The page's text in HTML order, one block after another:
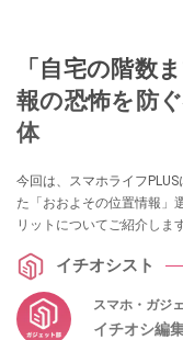
「自宅の階数
報の恐怖を防
体
今回は、スマホライフ
た「おおよその位置情報」
リットについてご紹介します
イチオシスト
スマホ・ガジ
イチオシ編